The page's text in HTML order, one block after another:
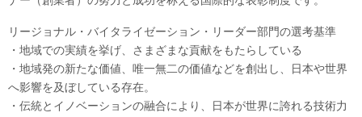
リージョナル・バイタライゼーション・リーダー部門の選考基準
・地域での実績を挙げ、さまざまな貢献をもたらしている
・地域発の新たな価値、唯一無二の価値などを創出し、日本や世界
へ影響を及ぼしている存在。
・伝統とイノベーションの融合により、日本が世界に誇れる技術力